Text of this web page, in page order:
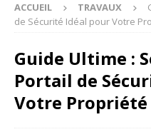
ACCUEIL TRAVAUX
de Sécurité Idéal pour Votre
Guide Ultime :
Portail de
Votre Propriété